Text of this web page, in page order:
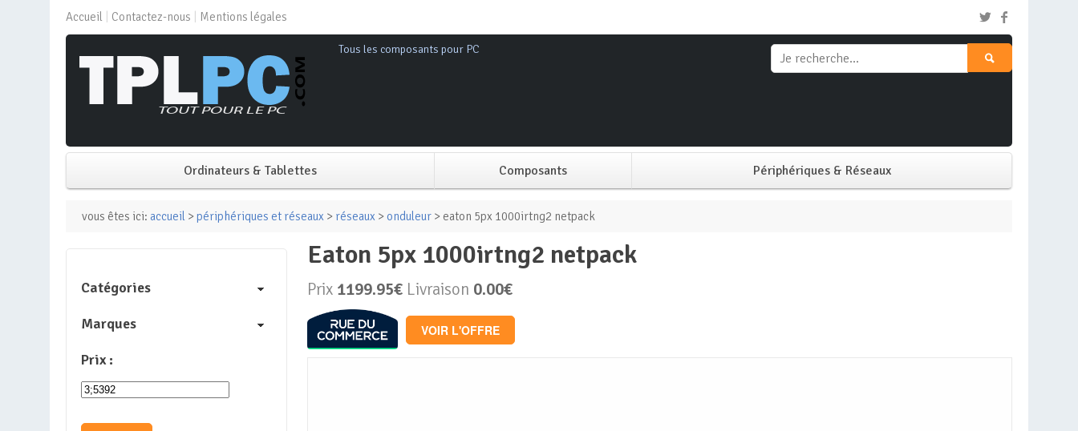
Accueil Contactez-nous Mentions légales
Tous les composants pour PC
Ordinateurs & Tablettes
PC de bureau
Mini PC
PC Tout-en-un
Composants
Alimentation PC
Boitier PC
Carte graphique
Carte mère
Périphériques & Réseaux
vous êtes ici: accueil > périphériques et réseaux > réseaux > onduleur > eaton 5px 1000irtng2 netpack
eaton 5px 1000irtng2 netpack
Prix 1199.95€ Livraison 0.00€
VOIR L'OFFRE
Catégories
Marques
Prix :